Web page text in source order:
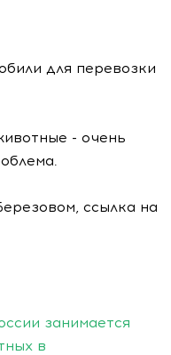
для перевозки
- очень
ссылка на
занимается
в